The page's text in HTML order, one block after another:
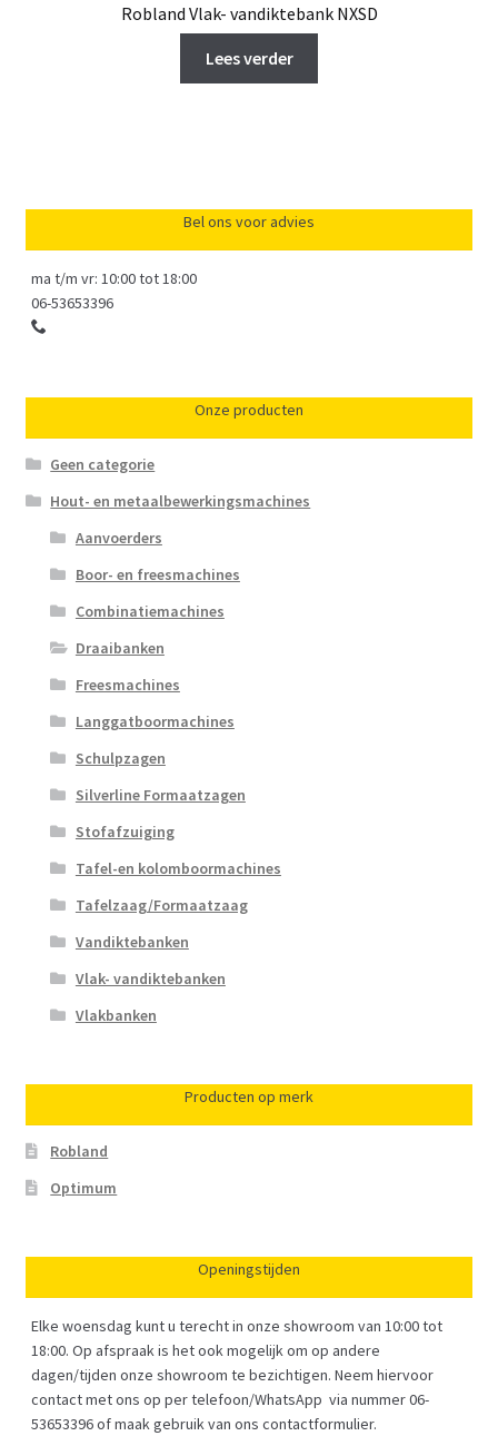
Robland Vlak- vandiktebank NXSD
Lees verder
Bel ons voor advies
ma t/m vr: 10:00 tot 18:00
06-53653396
Onze producten
Geen categorie
Hout- en metaalbewerkingsmachines
Aanvoerders
Boor- en freesmachines
Combinatiemachines
Draaibanken
Freesmachines
Langgatboormachines
Schulpzagen
Silverline Formaatzagen
Stofafzuiging
Tafel-en kolomboormachines
Tafelzaag/Formaatzaag
Vandiktebanken
Vlak- vandiktebanken
Vlakbanken
Producten op merk
Robland
Optimum
Openingstijden
Elke woensdag kunt u terecht in onze showroom van 10:00 tot
18:00. Op afspraak is het ook mogelijk om op andere
dagen/tijden onze showroom te bezichtigen. Neem hiervoor
contact met ons op per telefoon/WhatsApp via nummer 06-
53653396 of maak gebruik van ons contactformulier.